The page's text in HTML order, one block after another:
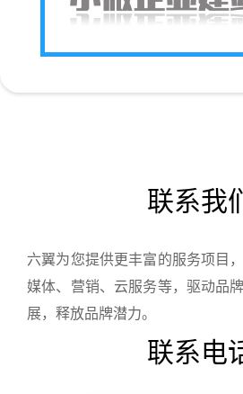
联系我
六翼为您提供更丰富的服务项目
媒体、营销、云服务等，驱动品
展，释放品牌潜力。
联系电